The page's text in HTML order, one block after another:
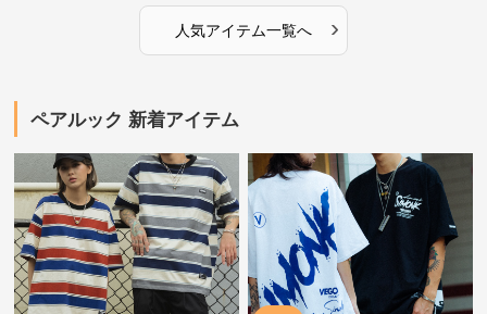
人気アイテム一覧へ ›
ペアルック 新着アイテム